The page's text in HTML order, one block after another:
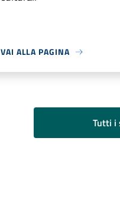
VAI ALLA PAGINA
Tutti i